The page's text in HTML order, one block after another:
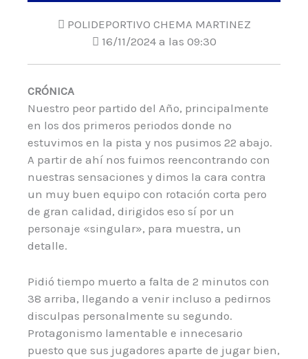
POLIDEPORTIVO CHEMA MARTINEZ
16/11/2024 a las 09:30
CRÓNICA
Nuestro peor partido del Año, principalmente
en los dos primeros periodos donde no
estuvimos en la pista y nos pusimos 22 abajo.
A partir de ahí nos fuimos reencontrando con
nuestras sensaciones y dimos la cara contra
un muy buen equipo con rotación corta pero
de gran calidad, dirigidos eso sí por un
personaje «singular», para muestra, un
detalle.
Pidió tiempo muerto a falta de 2 minutos con
38 arriba, llegando a venir incluso a pedirnos
disculpas personalmente su segundo.
Protagonismo lamentable e innecesario
puesto que sus jugadores aparte de jugar bien,